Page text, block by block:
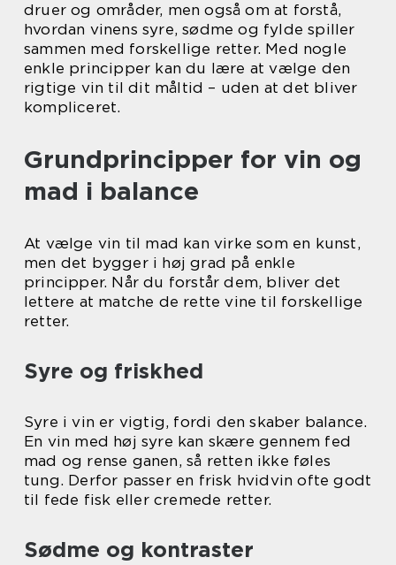
druer og områder, men også om at forstå,
hvordan vinens syre, sødme og fylde spiller
sammen med forskellige retter. Med nogle
enkle principper kan du lære at vælge den
rigtige vin til dit måltid – uden at det bliver
kompliceret.
Grundprincipper for vin og
mad i balance
At vælge vin til mad kan virke som en kunst,
men det bygger i høj grad på enkle
principper. Når du forstår dem, bliver det
lettere at matche de rette vine til forskellige
retter.
Syre og friskhed
Syre i vin er vigtig, fordi den skaber balance.
En vin med høj syre kan skære gennem fed
mad og rense ganen, så retten ikke føles
tung. Derfor passer en frisk hvidvin ofte godt
til fede fisk eller cremede retter.
Sødme og kontraster